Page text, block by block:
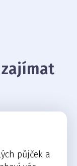
zajímat
půjček a